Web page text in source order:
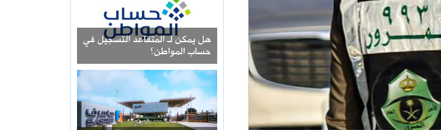
هل يمكن لـ المتقاعد التسجيل في
حساب المواطن؟